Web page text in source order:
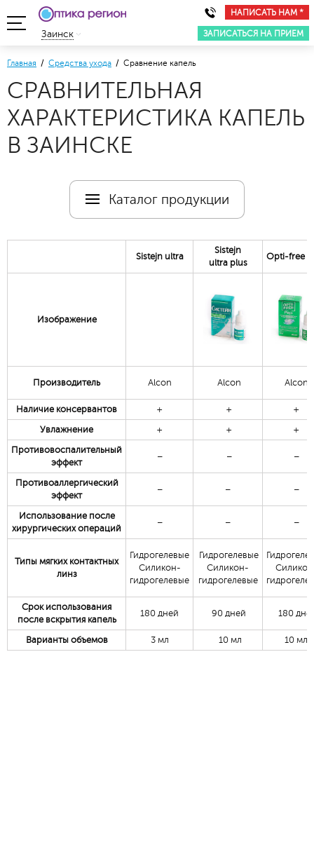
НАПИСАТЬ НАМ *
ЗАПИСАТЬСЯ НА ПРИЕМ
Заинск
Главная / Средства ухода / Сравнение капель
СРАВНИТЕЛЬНАЯ
ХАРАКТЕРИСТИКА КАПЕЛЬ
В ЗАИНСКЕ
Каталог продукции
Sistejn ultra
Sistejn
ultra plus
Opti-free
Изображение
Производитель Alcon Alcon Alcon
Наличие консервантов + + +
Увлажнение + + +
Противовоспалительный
эффект
– – –
Противоаллергический
эффект
– – –
Использование после
хирургических операций
– – –
Типы мягких контактных
линз
Гидрогелевые
Силикон-
гидрогелевые
Гидрогелевые
Силикон-
гидрогелевые
Срок использования
после вскрытия капель
180 дней 90 дней 180
Варианты объемов 3 мл 10 мл 10 мл